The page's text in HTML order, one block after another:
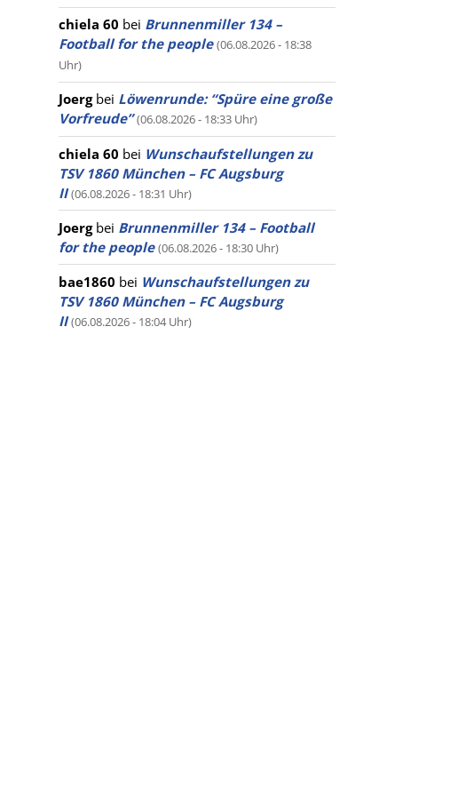
chiela 60 bei Brunnenmiller 134 –
Football for the people (06.08.2026 - 18:38
Uhr)
Joergbei Löwenrunde: “Spüre eine große
Vorfreude” (06.08.2026 - 18:33 Uhr)
chiela 60 bei Wunschaufstellungen zu
TSV 1860 München – FC Augsburg
II (06.08.2026 - 18:31 Uhr)
Joergbei Brunnenmiller 134 – Football
for the people (06.08.2026 - 18:30 Uhr)
bae1860 bei Wunschaufstellungen zu
TSV 1860 München – FC Augsburg
II (06.08.2026 - 18:04 Uhr)